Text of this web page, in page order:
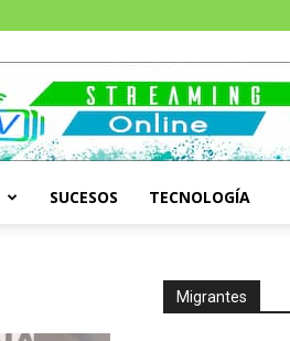
SUCESOS TECNOLOGÍA
Migrantes